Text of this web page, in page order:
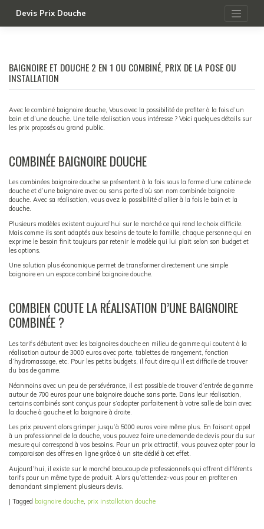
Devis Prix Douche
BAIGNOIRE ET DOUCHE 2 EN 1 OU COMBINÉ, PRIX DE LA POSE OU
INSTALLATION
Avec le combiné baignoire douche, Vous avec la possibilité de profiter à la fois d’un
bain et d’une douche. Une telle réalisation vous intéresse ? Voici quelques détails sur
les prix proposés au grand public.
COMBINÉE BAIGNOIRE DOUCHE
Les combinées baignoire douche se présentent à la fois sous la forme d’une cabine de
douche et d’une baignoire avec ou sans porte d’où son nom combinée baignoire
douche. Avec sa réalisation, vous avez la possibilité d’allier à la fois le bain et la
douche.
Plusieurs modèles existent aujourd’hui sur le marché ce qui rend le choix difficile.
Mais comme ils sont adaptés aux besoins de toute la famille, chaque personne qui en
exprime le besoin finit toujours par retenir le modèle qui lui plait selon son budget et
les options.
Une solution plus économique permet de transformer directement une simple
baignoire en un espace combiné baignoire douche.
COMBIEN COUTE LA RÉALISATION D’UNE BAIGNOIRE
COMBINÉE ?
Les tarifs débutent avec les baignoires douche en milieu de gamme qui coutent à la
réalisation autour de 3000 euros avec porte, tablettes de rangement, fonction
d’hydromassage, etc. Pour les petits budgets, il faut dire qu’il est difficile de trouver
du bas de gamme.
Néanmoins avec un peu de persévérance, il est possible de trouver d’entrée de gamme
autour de 700 euros pour une baignoire douche sans porte. Dans leur réalisation,
certains combinés sont conçus pour s’adapter parfaitement à votre salle de bain avec
la douche à gauche et la baignoire à droite.
Les prix peuvent alors grimper jusqu’à 5000 euros voire même plus. En faisant appel
à un professionnel de la douche, vous pouvez faire une demande de devis pour du sur
mesure qui correspond à vos besoins. Pour un prix attractif, vous pouvez opter pour la
comparaison des offres en ligne grâce à un site dédié à cet effet.
Aujourd’hui, il existe sur le marché beaucoup de professionnels qui offrent différents
tarifs pour un même type de produit. Alors qu’attendez-vous pour en profiter en
demandant simplement plusieurs devis.
| Tagged baignoire douche, prix installation douche